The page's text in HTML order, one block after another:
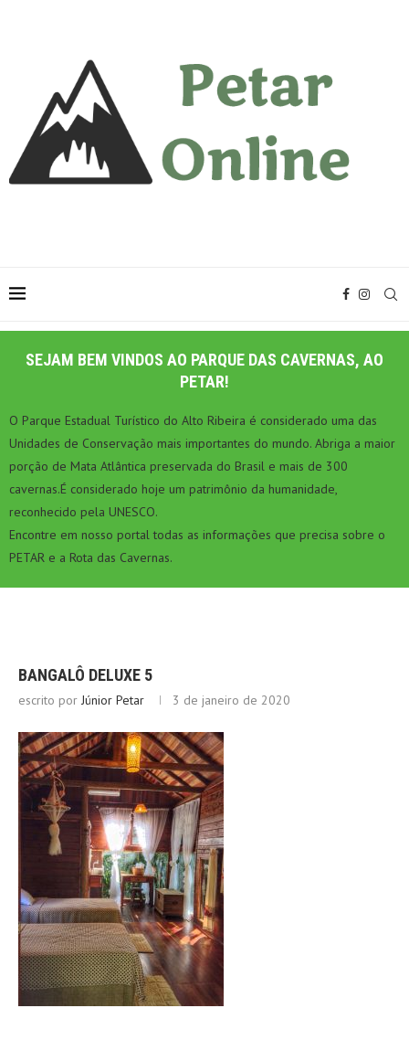
SEJAM BEM VINDOS AO PARQUE DAS CAVERNAS, AO
PETAR!
O Parque Estadual Turístico do Alto Ribeira é considerado uma das
Unidades de Conservação mais importantes do mundo. Abriga a maior
porção de Mata Atlântica preservada do Brasil e mais de 300
cavernas.É considerado hoje um patrimônio da humanidade,
reconhecido pela UNESCO.
Encontre em nosso portal todas as informações que precisa sobre o
PETAR e a Rota das Cavernas.
BANGALÔ DELUXE 5
escrito por Júnior Petar 3 de janeiro de 2020